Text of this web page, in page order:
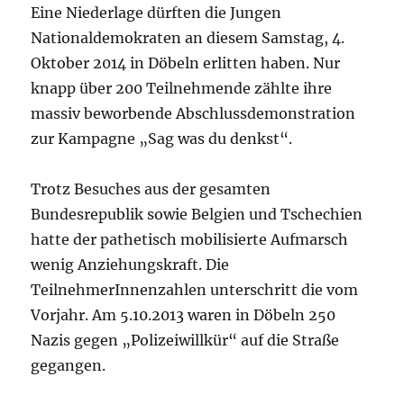
Eine Niederlage dürften die Jungen
Nationaldemokraten an diesem Samstag, 4.
Oktober 2014 in Döbeln erlitten haben. Nur
knapp über 200 Teilnehmende zählte ihre
massiv beworbende Abschlussdemonstration
zur Kampagne „Sag was du denkst“.
Trotz Besuches aus der gesamten
Bundesrepublik sowie Belgien und Tschechien
hatte der pathetisch mobilisierte Aufmarsch
wenig Anziehungskraft. Die
TeilnehmerInnenzahlen unterschritt die vom
Vorjahr. Am 5.10.2013 waren in Döbeln 250
Nazis gegen „Polizeiwillkür“ auf die Straße
gegangen.